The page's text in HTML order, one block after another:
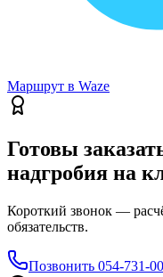
Маршрут в Waze
Готовы
надгробия на
Короткий звонок —
обязательств.
Позвонить 054-731-